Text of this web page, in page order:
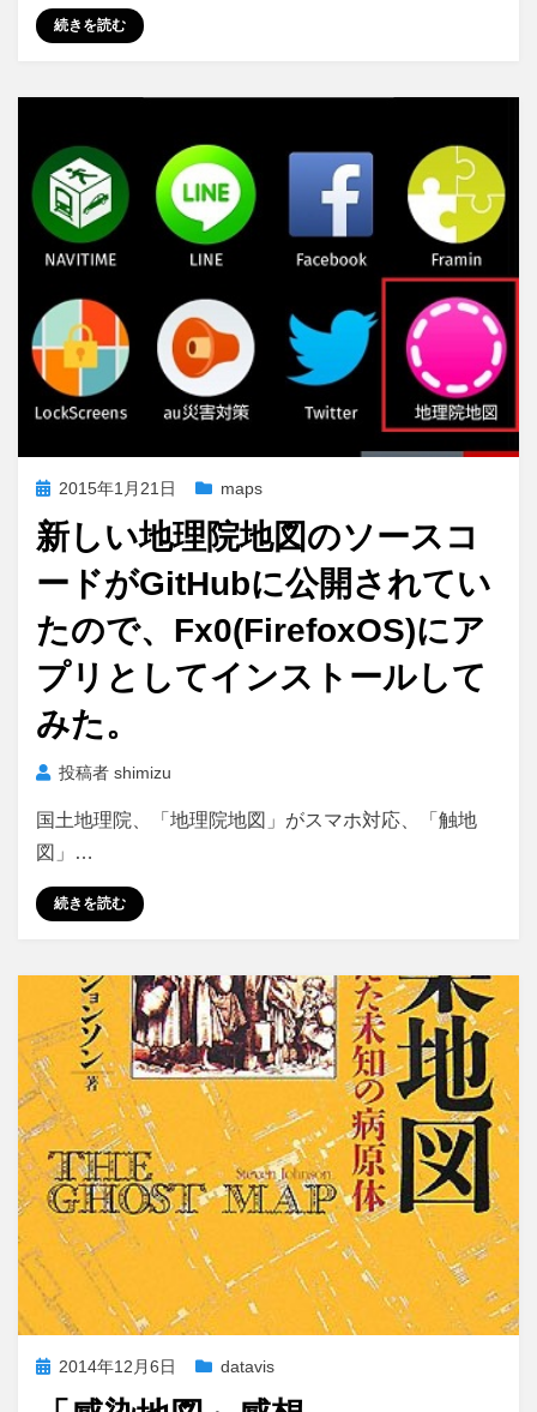
続きを読む
投
日:
2015年1月21日 maps
新しい地理院地図のソースコ
ードがGitHubに公開されてい
たので、Fx0(FirefoxOS)にア
プリとしてインストールして
みた。
投稿者 shimizu
国土地理院、「地理院地図」がスマホ対応、「触地
図」…
続きを読む
投 2014年12月6日 datavis